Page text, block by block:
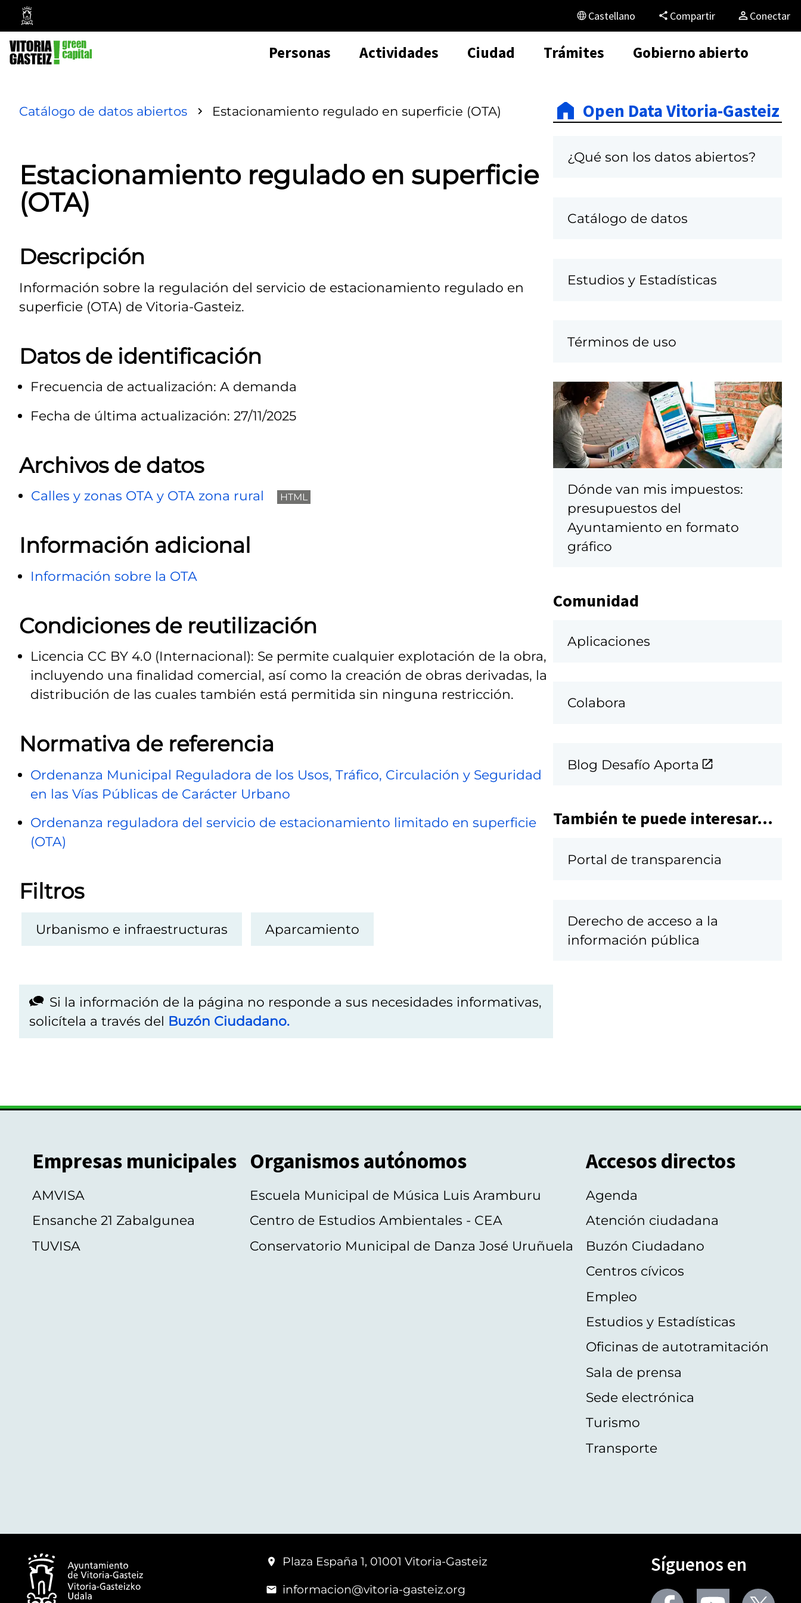
Ayuntamiento
Vitoria-
Gasteiz
Castellano Compartir Conectar
Personas Actividades Ciudad Trámites Gobierno abierto
Catálogo de datos abiertos Estacionamiento regulado en superficie (OTA)
Estacionamiento regulado en superficie
(OTA)
Descripción
Información sobre la regulación del servicio de estacionamiento regulado en
superficie (OTA) de Vitoria-Gasteiz.
Datos de identificación
Frecuencia de actualización: A demanda
Fecha de última actualización: 27/11/2025
Archivos de datos
Calles y zonas OTA y OTA zona rural HTML
Información adicional
Información sobre la OTA
Condiciones de reutilización
Licencia CC BY 4.0 (Internacional): Se permite cualquier explotación de la obra,
incluyendo una finalidad comercial, así como la creación de obras derivadas, la
distribución de las cuales también está permitida sin ninguna restricción.
Normativa de referencia
Ordenanza Municipal Reguladora de los Usos, Tráfico, Circulación y Seguridad
en las Vías Públicas de Carácter Urbano
Ordenanza reguladora del servicio de estacionamiento limitado en superficie
(OTA)
Filtros
Urbanismo e infraestructuras Aparcamiento
Si la información de la página no responde a sus necesidades informativas,
solicítela a través del Buzón Ciudadano.
Open Data Vitoria-Gasteiz
¿Qué son los datos abiertos?
Catálogo de datos
Estudios y Estadísticas
Términos de uso
Dónde van mis impuestos:
presupuestos del
Ayuntamiento en formato
gráfico
Comunidad
Aplicaciones
Colabora
Blog Desafío Aporta
También te puede interesar...
Portal de transparencia
Derecho de acceso a la
información pública
Empresas municipales
AMVISA
Ensanche 21 Zabalgunea
TUVISA
Organismos autónomos
Escuela Municipal de Música Luis Aramburu
Centro de Estudios Ambientales - CEA
Conservatorio Municipal de Danza José Uruñuela
Accesos directos
Agenda
Atención ciudadana
Buzón Ciudadano
Centros cívicos
Empleo
Estudios y Estadísticas
Oficinas de autotramitación
Sala de prensa
Sede electrónica
Turismo
Transporte
Plaza España 1, 01001 Vitoria-Gasteiz
informacion@vitoria-gasteiz.org
Síguenos en
Seguir Seguir